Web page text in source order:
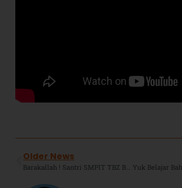
Older News
Barakallah ! Santri SMPIT TBZ Boarding School Jadi Yang Terbaik Dalam Cabang MHQ Pentas PAI Jawa Barat 2022.